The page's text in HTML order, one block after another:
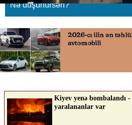
Nə düşünürsən?